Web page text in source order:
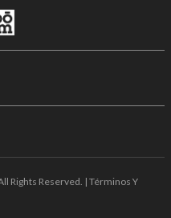
Rights Reserved. | Términos Y